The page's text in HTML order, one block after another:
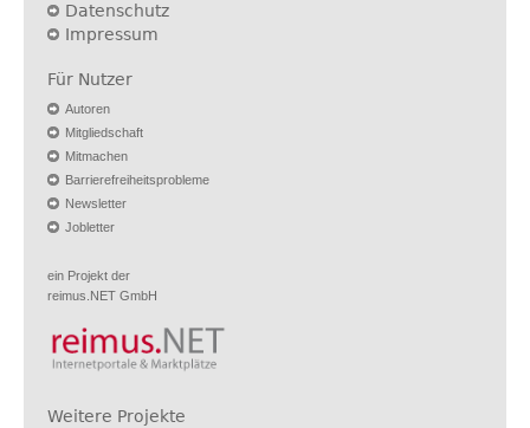
Datenschutz
Impressum
Für Nutzer
Autoren
Mitgliedschaft
Mitmachen
Barrierefreiheitsprobleme
Newsletter
Jobletter
ein Projekt der
reimus.NET GmbH
Weitere Projekte